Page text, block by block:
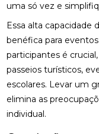
uma só vez e
Essa alta capacidade
benéfica para
participantes é
passeios turísticos,
escolares. Levar um
elimina as
individual.